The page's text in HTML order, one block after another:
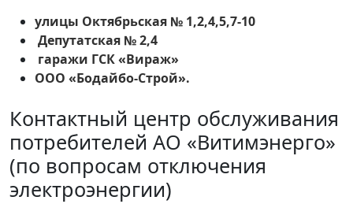
улицы Октябрьская № 1,2,4,5,7-10
Депутатская № 2,4
гаражи ГСК «Вираж»
ООО «Бодайбо-Строй».
Контактный центр обслуживания
потребителей АО «Витимэнерго»
(по вопросам отключения
электроэнергии)